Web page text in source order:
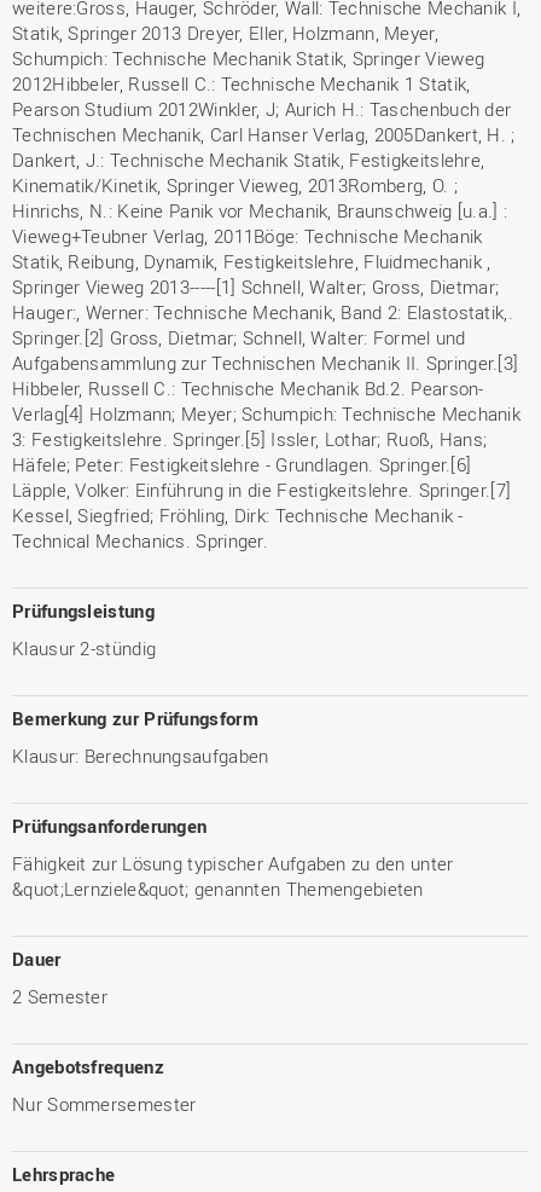
weitere:Gross, Hauger, Schröder, Wall: Technische Mechanik I,
Statik, Springer 2013 Dreyer, Eller, Holzmann, Meyer,
Schumpich: Technische Mechanik Statik, Springer Vieweg
2012Hibbeler, Russell C.: Technische Mechanik 1 Statik,
Pearson Studium 2012Winkler, J; Aurich H.: Taschenbuch der
Technischen Mechanik, Carl Hanser Verlag, 2005Dankert, H. ;
Dankert, J.: Technische Mechanik Statik, Festigkeitslehre,
Kinematik/Kinetik, Springer Vieweg, 2013Romberg, O. ;
Hinrichs, N.: Keine Panik vor Mechanik, Braunschweig [u.a.] :
Vieweg+Teubner Verlag, 2011Böge: Technische Mechanik
Statik, Reibung, Dynamik, Festigkeitslehre, Fluidmechanik ,
Springer Vieweg 2013-----[1] Schnell, Walter; Gross, Dietmar;
Hauger:, Werner: Technische Mechanik, Band 2: Elastostatik,.
Springer.[2] Gross, Dietmar; Schnell, Walter: Formel und
Aufgabensammlung zur Technischen Mechanik II. Springer.[3]
Hibbeler, Russell C.: Technische Mechanik Bd.2. Pearson-
Verlag[4] Holzmann; Meyer; Schumpich: Technische Mechanik
3: Festigkeitslehre. Springer.[5] Issler, Lothar; Ruoß, Hans;
Häfele; Peter: Festigkeitslehre - Grundlagen. Springer.[6]
Läpple, Volker: Einführung in die Festigkeitslehre. Springer.[7]
Kessel, Siegfried; Fröhling, Dirk: Technische Mechanik -
Technical Mechanics. Springer.
Prüfungsleistung
Klausur 2-stündig
Bemerkung zur Prüfungsform
Klausur: Berechnungsaufgaben
Prüfungsanforderungen
Fähigkeit zur Lösung typischer Aufgaben zu den unter
&quot;Lernziele&quot; genannten Themengebieten
Dauer
2 Semester
Angebotsfrequenz
Nur Sommersemester
Lehrsprache